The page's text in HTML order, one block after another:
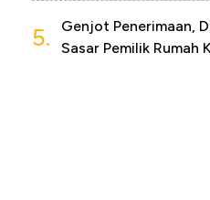
5.
Genjot Penerimaan,
Sasar Pemilik Rumah